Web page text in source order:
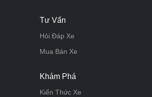
Tư Vấn
Hỏi Đáp Xe
Mua Bán Xe
Khám Phá
Kiến Thức Xe